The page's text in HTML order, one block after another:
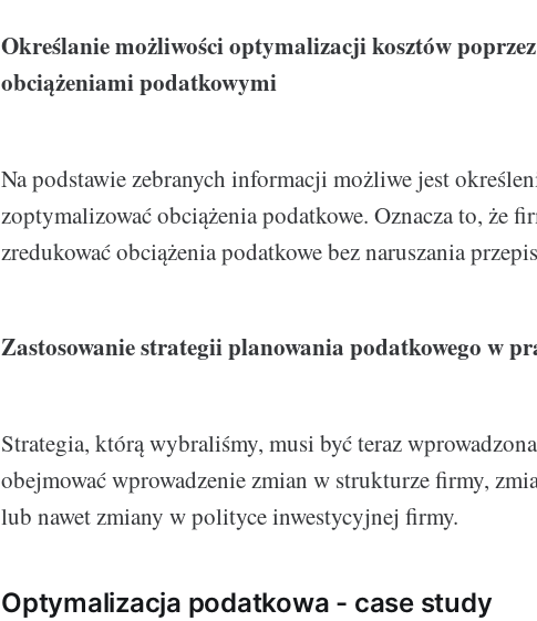
Określanie możliwości optymalizacji kosztów
obciążeniami podatkowymi
Na podstawie zebranych informacji możliwe jest
zoptymalizować obciążenia podatkowe. Oznacza to, że
zredukować obciążenia podatkowe bez naruszania
Zastosowanie strategii planowania podatkowego w
Strategia, którą wybraliśmy, musi być teraz
obejmować wprowadzenie zmian w strukturze firmy,
lub nawet zmiany w polityce inwestycyjnej firmy.
Optymalizacja podatkowa - case study